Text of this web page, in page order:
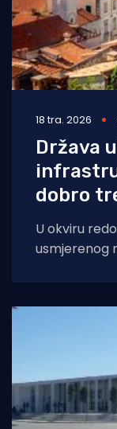
18 tra. 2026
Država
dobro
U okviru
usmjerenog